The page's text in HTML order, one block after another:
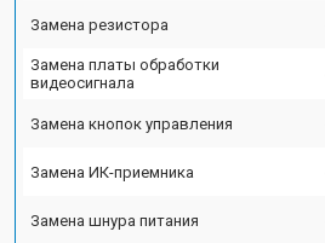
Замена резистора
Замена платы обработки
видеосигнала
Замена кнопок управления
Замена ИК-приемника
Замена шнура питания